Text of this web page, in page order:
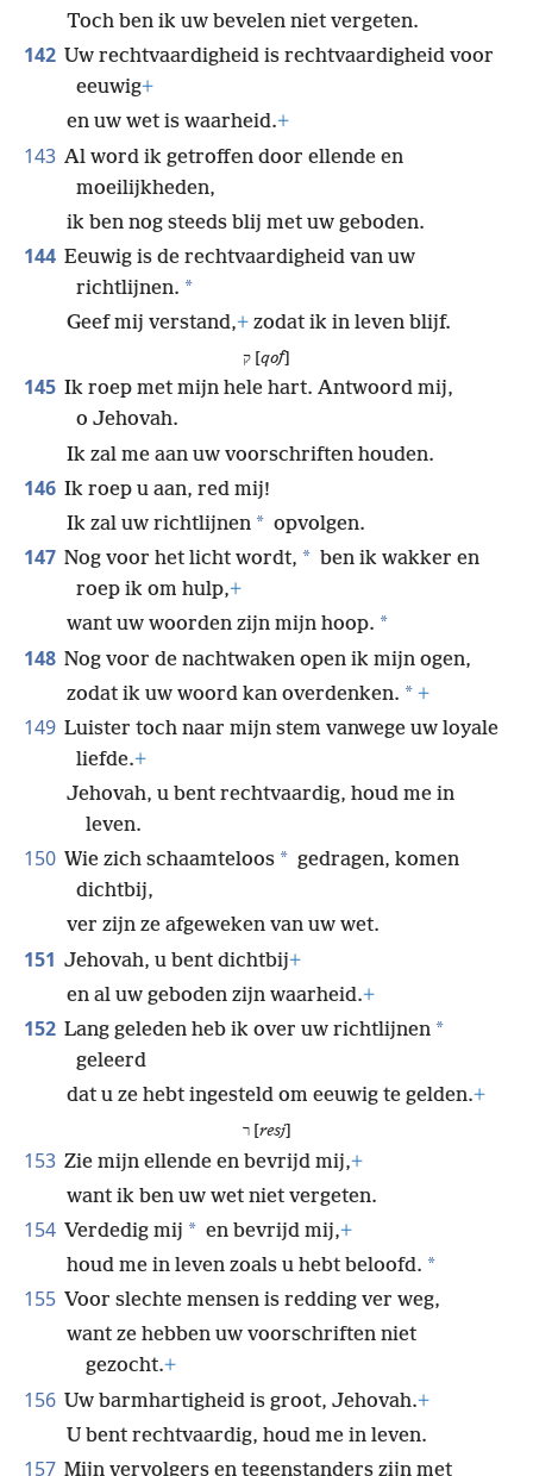
Toch ben ik uw bevelen niet vergeten.
142 Uw rechtvaardigheid is rechtvaardigheid voor
eeuwig+
en uw wet is waarheid.+
143 Al word ik getroffen door ellende en
moeilijkheden,
ik ben nog steeds blij met uw geboden.
144 Eeuwig is de rechtvaardigheid van uw
richtlijnen. *
Geef mij verstand,+ zodat ik in leven blijf.
qof]
145 Ik roep met mijn hele hart. Antwoord mij,
o Jehovah.
Ik zal me aan uw voorschriften houden.
146 Ik roep u aan, red mij!
Ik zal uw richtlijnen * opvolgen.
147 Nog voor het licht wordt, * ben ik wakker en
roep ik om hulp,+
want uw woorden zijn mijn hoop. *
148 Nog voor de nachtwaken open ik mijn ogen,
zodat ik uw woord kan overdenken. * +
149 Luister toch naar mijn stem vanwege uw loyale
liefde.+
Jehovah, u bent rechtvaardig, houd me in
leven.
150 Wie zich schaamteloos * gedragen, komen
dichtbij,
ver zijn ze afgeweken van uw wet.
151 Jehovah, u bent dichtbij+
en al uw geboden zijn waarheid.+
152 Lang geleden heb ik over uw richtlijnen *
geleerd
dat u ze hebt ingesteld om eeuwig te gelden.+
ר [ resj]
153 Zie mijn ellende en bevrijd mij,+
want ik ben uw wet niet vergeten.
154 Verdedig mij * en bevrijd mij,+
houd me in leven zoals u hebt beloofd. *
155 Voor slechte mensen is redding ver weg,
want ze hebben uw voorschriften niet
gezocht.+
156 Uw barmhartigheid is groot, Jehovah.+
U bent rechtvaardig, houd me in leven.
157 Mijn vervolgers en tegenstanders zijn met